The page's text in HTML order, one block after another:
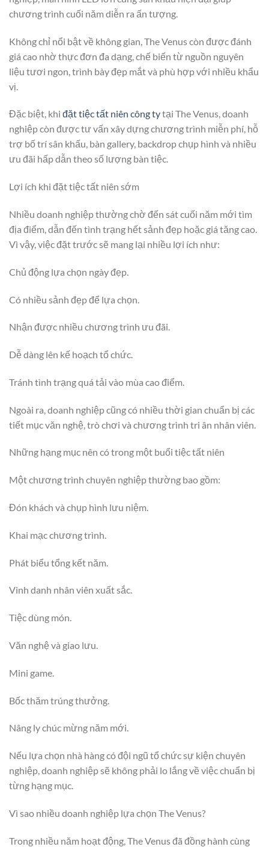
chương trình cuối năm diễn ra ấn tượng.
Không chỉ nổi bật về không gian, The Venus còn được đánh
giá cao nhờ thực đơn đa dạng, chế biến từ nguồn nguyên
liệu tươi ngon, trình bày đẹp mắt và phù hợp với nhiều khẩu
vị.
Đặc biệt, khi đặt tiệc tất niên công tytại The Venus, doanh
nghiệp còn được tư vấn xây dựng chương trình miễn phí, hỗ
trợ bố trí sân khấu, bàn gallery, backdrop chụp hình và nhiều
ưu đãi hấp dẫn theo số lượng bàn tiệc.
Lợi ích khi đặt tiệc tất niên sớm
Nhiều doanh nghiệp thường chờ đến sát cuối năm mới tìm
địa điểm, dẫn đến tình trạng hết sảnh đẹp hoặc giá tăng cao.
Vì vậy, việc đặt trước sẽ mang lại nhiều lợi ích như:
Chủ động lựa chọn ngày đẹp.
Có nhiều sảnh đẹp để lựa chọn.
Nhận được nhiều chương trình ưu đãi.
Dễ dàng lên kế hoạch tổ chức.
Tránh tình trạng quá tải vào mùa cao điểm.
Ngoài ra, doanh nghiệp cũng có nhiều thời gian chuẩn bị các
tiết mục văn nghệ, trò chơi và chương trình tri ân nhân viên.
Những hạng mục nên có trong một buổi tiệc tất niên
Một chương trình chuyên nghiệp thường bao gồm:
Đón khách và chụp hình lưu niệm.
Khai mạc chương trình.
Phát biểu tổng kết năm.
Vinh danh nhân viên xuất sắc.
Tiệc dùng món.
Văn nghệ và giao lưu.
Mini game.
Bốc thăm trúng thưởng.
Nâng ly chúc mừng năm mới.
Nếu lựa chọn nhà hàng có đội ngũ tổ chức sự kiện chuyên
nghiệp, doanh nghiệp sẽ không phải lo lắng về việc chuẩn bị
từng hạng mục.
Vì sao nhiều doanh nghiệp lựa chọn The Venus?
Trong nhiều năm hoạt động, The Venus đã đồng hành cùng